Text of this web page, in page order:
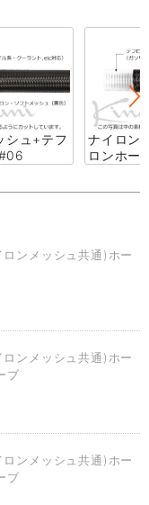
シュ+テフ
ナイロン
ロンホー
ンメッシュ共通)ホー
ンメッシュ共通)ホー
ブ
ンメッシュ共通)ホー
ブ